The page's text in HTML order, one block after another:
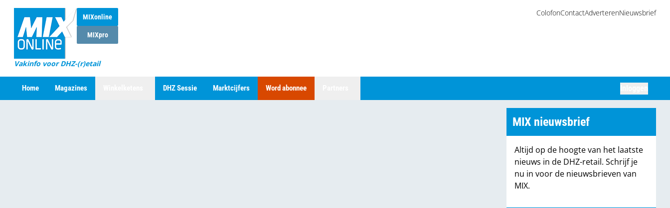
MIXonline
MIXpro
Vakinfo voor DHZ-(r)etail
ColofonContactAdverterenNieuwsbrief
Home Magazines DHZ Sessie Marktcijfers Word abonnee
MIX nieuwsbrief
Altijd op de hoogte van het laatste
nieuws in de DHZ-retail. Schrijf je
nu in voor de nieuwsbrieven van
MIX.